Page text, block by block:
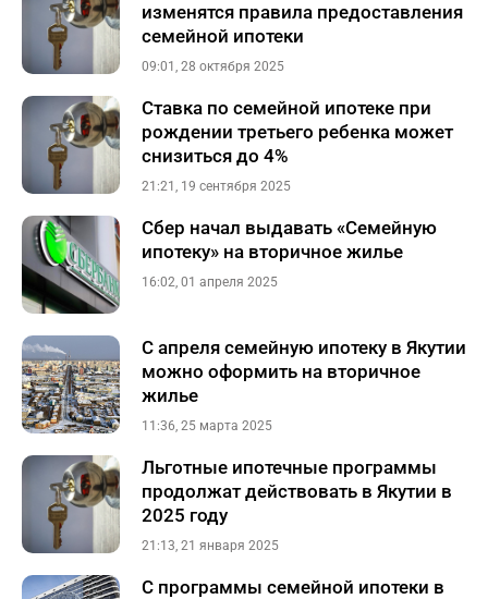
изменятся правила предоставления
семейной ипотеки
09:01, 28 октября 2025
Ставка по семейной ипотеке при
рождении третьего ребенка может
снизиться до 4%
21:21, 19 сентября 2025
Сбер начал выдавать «Семейную
ипотеку» на вторичное жилье
16:02, 01 апреля 2025
С апреля семейную ипотеку в Якутии
можно оформить на вторичное
жилье
11:36, 25 марта 2025
Льготные ипотечные программы
продолжат действовать в Якутии в
2025 году
21:13, 21 января 2025
С программы семейной ипотеки в